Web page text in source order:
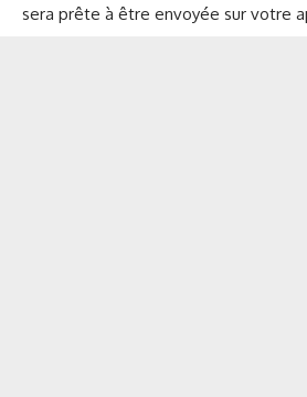
sera prête à être envoyée sur votre